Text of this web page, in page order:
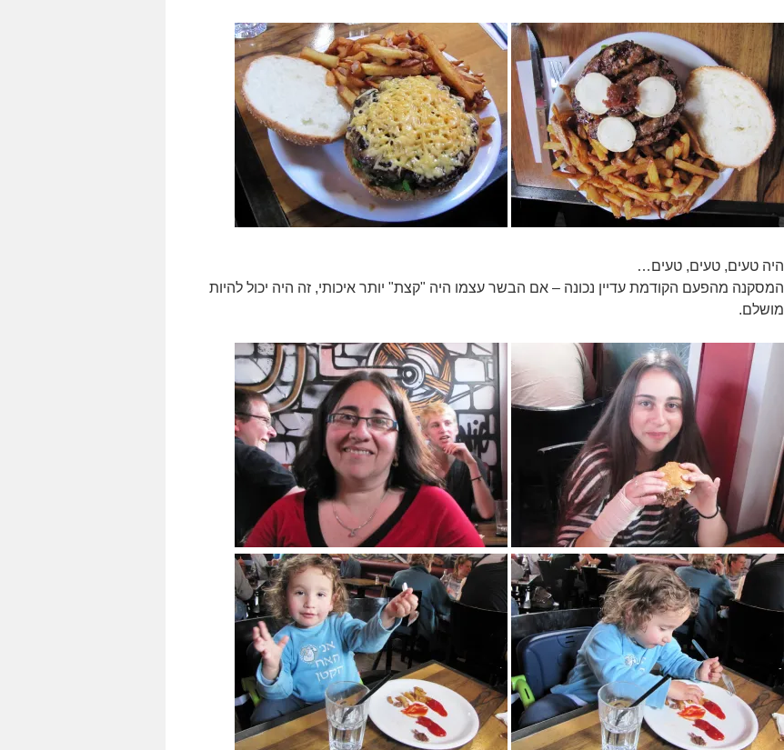
היה טעים, טעים, טעים…
המסקנה מהפעם הקודמת עדיין נכונה – אם הבשר עצמו היה "קצת" יותר איכותי, זה היה יכול להיות
מושלם.